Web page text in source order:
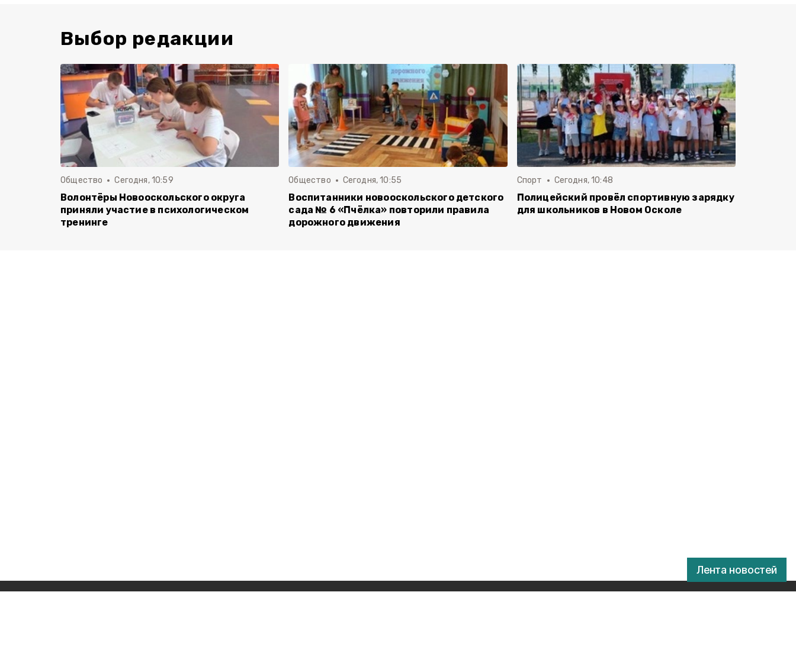
Лента новостей
Выбор редакции
Общество Сегодня, 10:59
Волонтёры Новооскольского округа
приняли участие в психологическом
тренинге
Общество Сегодня, 10:55
Воспитанники новооскольского детского
сада № 6 «Пчёлка» повторили правила
дорожного движения
Спорт Сегодня, 10:48
Полицейский провёл спортивную зарядку
для школьников в Новом Осколе